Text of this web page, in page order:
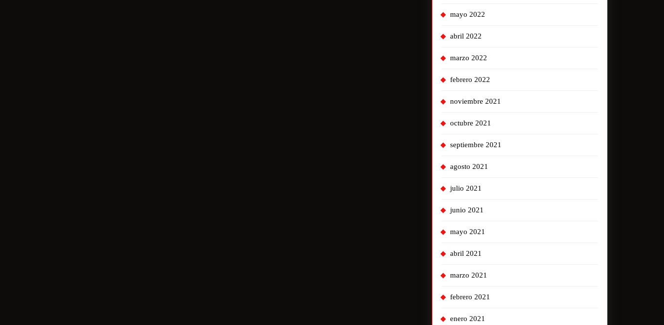
mayo 2022
abril 2022
marzo 2022
febrero 2022
noviembre 2021
octubre 2021
septiembre 2021
agosto 2021
julio 2021
junio 2021
mayo 2021
abril 2021
marzo 2021
febrero 2021
enero 2021